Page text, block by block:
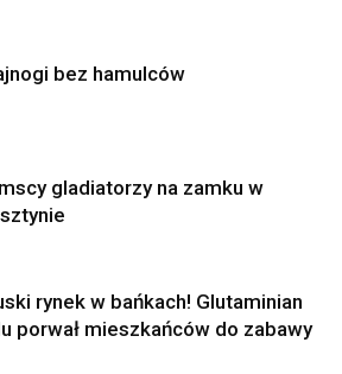
bez hamulców
gladiatorzy na zamku w
rynek w bańkach! Glutaminian
porwał mieszkańców do zabawy